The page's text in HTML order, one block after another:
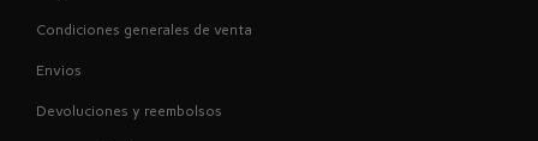
Condiciones generales de venta
Envios
Devoluciones y reembolsos